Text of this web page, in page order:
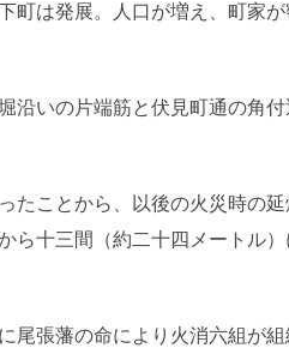
町は発展。人口が増え、町家
沿いの片端筋と伏見町通の角
たことから、以後の火災時の
ら十三間（約二十四メートル
尾張藩の命により火消六組が